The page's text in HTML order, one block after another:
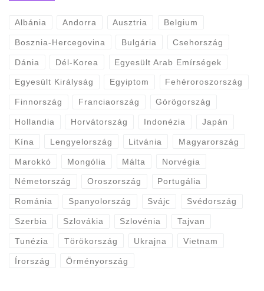
Albánia Andorra Ausztria Belgium
Bosznia-Hercegovina Bulgária Csehország
Dánia Dél-Korea Egyesült Arab Emírségek
Egyesült Királyság Egyiptom Fehéroroszország
Finnország Franciaország Görögország
Hollandia Horvátország Indonézia Japán
Kína Lengyelország Litvánia Magyarország
Marokkó Mongólia Málta Norvégia
Németország Oroszország Portugália
Románia Spanyolország Svájc Svédország
Szerbia Szlovákia Szlovénia Tajvan
Tunézia Törökország Ukrajna Vietnam
Írország Örményország